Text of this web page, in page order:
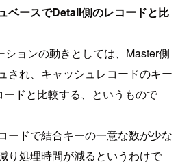
ベースでDetail側のレコードと比
ョンの動きとしては、Master側
され、キャッシュレコードのキー
ドと比較する、というもので
ードで結合キーの一意な数が少な
り処理時間が減るというわけで